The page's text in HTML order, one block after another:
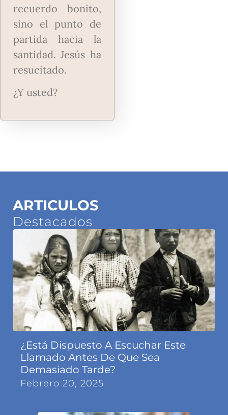
recuerdo bonito,
sino el punto de
partida hacia la
santidad. Jesús ha
resucitado.
¿Y usted?
ARTICULOS
Destacados
¿Está Dispuesto A Escuchar Este
Llamado Antes De Que Sea
Demasiado Tarde?
Febrero 20, 2025